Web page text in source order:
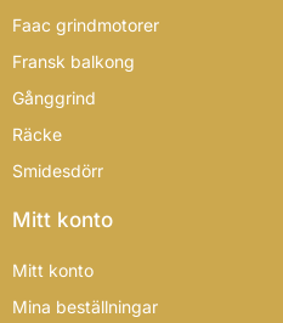
Faac grindmotorer
Fransk balkong
Gånggrind
Räcke
Smidesdörr
Mitt konto
Mitt konto
Mina beställningar